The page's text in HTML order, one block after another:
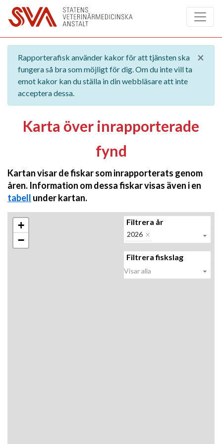
Hoppa till huvudinnehåll
×
Rapporterafisk använder kakor för att tjänsten ska
fungera så bra som möjligt för dig. Om du inte vill ta
emot kakor kan du ställa in din webbläsare att inte
acceptera dessa.
Karta över inrapporterade
fynd
Kartan visar de fiskar som inrapporterats genom
åren. Information om dessa fiskar visas även i en
tabell under kartan.
Filtrera år
2026
Filtrera fiskslag
+
−